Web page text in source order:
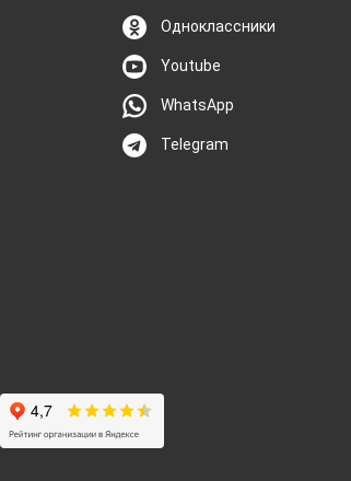
Одноклассники
Youtube
WhatsApp
Telegram